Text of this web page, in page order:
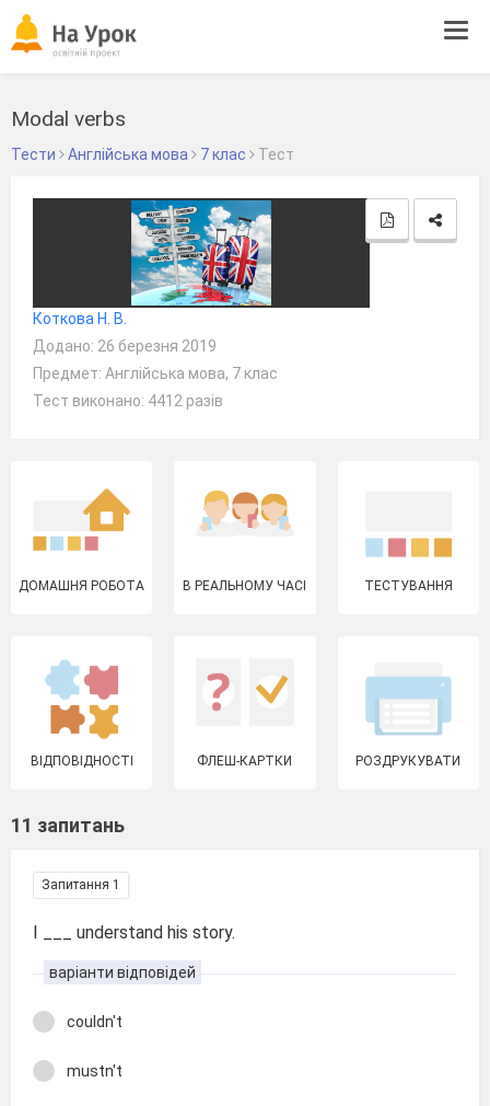
Modal verbs
Тести Англійська мова 7 клас Тест
Коткова Н. В.
Додано: 26 березня 2019
Предмет: Англійська мова, 7 клас
Тест виконано: 4412 разів
ДОМАШНЯ РОБОТА В РЕАЛЬНОМУ ЧАСІ ТЕСТУВАННЯ
ВІДПОВІДНОСТІ ФЛЕШ-КАРТКИ РОЗДРУКУВАТИ
11 запитань
Запитання 1
I ___ understand his story.
варіанти відповідей
couldn't
mustn't